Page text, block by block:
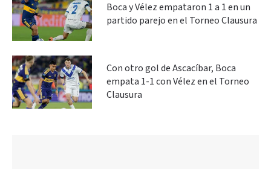
Boca y Vélez empataron 1 a 1 en un
partido parejo en el Torneo Clausura
Con otro gol de Ascacíbar, Boca
empata 1-1 con Vélez en el Torneo
Clausura